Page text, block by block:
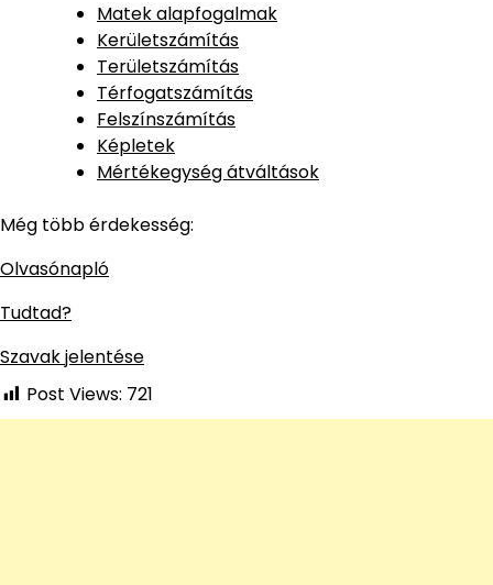
Matek alapfogalmak
Kerületszámítás
Területszámítás
Térfogatszámítás
Felszínszámítás
Képletek
Mértékegység átváltások
Még több érdekesség:
Olvasónapló
Tudtad?
Szavak jelentése
Post Views: 721